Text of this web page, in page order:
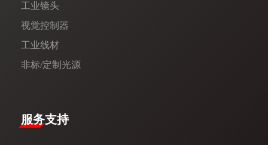
工业镜头
视觉控制器
工业线材
非标/定制光源
服务支持